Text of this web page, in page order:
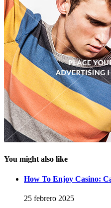
You might also like
How To Enjoy Casino:
25 febrero 2025